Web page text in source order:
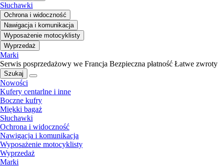
Słuchawki
Ochrona i widoczność
Nawigacja i komunikacja
Wyposażenie motocyklisty
Wyprzedaż
Marki
Serwis posprzedażowy we Francja Bezpieczna płatność Łatwe zwroty
Szukaj
Nowości
Kufery centarlne i inne
Boczne kufry
Miękki bagaż
Słuchawki
Ochrona i widoczność
Nawigacja i komunikacja
Wyposażenie motocyklisty
Wyprzedaż
Marki